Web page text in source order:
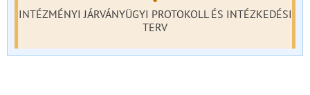
INTÉZMÉNYI JÁRVÁNYÜGYI PROTOKOLL ÉS INTÉZKEDÉSI
TERV